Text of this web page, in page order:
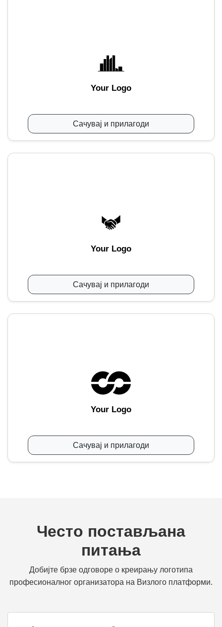
Your Logo
Сачувај и прилагоди
Your Logo
Сачувај и прилагоди
Your Logo
Сачувај и прилагоди
Често постављана
питања
Добијте брзе одговоре о креирању логотипа
професионалног организатора на Визлого платформи.